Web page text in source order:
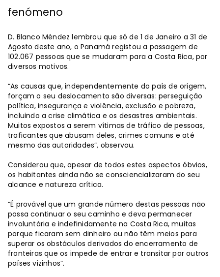
fenómeno
D. Blanco Méndez lembrou que só de 1 de Janeiro a 31 de
Agosto deste ano, o Panamá registou a passagem de
102.067 pessoas que se mudaram para a Costa Rica, por
diversos motivos.
“As causas que, independentemente do país de origem,
forçam o seu deslocamento são diversas: perseguição
política, insegurança e violência, exclusão e pobreza,
incluindo a crise climática e os desastres ambientais.
Muitos expostos a serem vítimas de tráfico de pessoas,
traficantes que abusam deles, crimes comuns e até
mesmo das autoridades”, observou.
Considerou que, apesar de todos estes aspectos óbvios,
os habitantes ainda não se consciencializaram do seu
alcance e natureza crítica.
“É provável que um grande número destas pessoas não
possa continuar o seu caminho e deva permanecer
involuntária e indefinidamente na Costa Rica, muitas
porque ficaram sem dinheiro ou não têm meios para
superar os obstáculos derivados do encerramento de
fronteiras que os impede de entrar e transitar por outros
países vizinhos”.